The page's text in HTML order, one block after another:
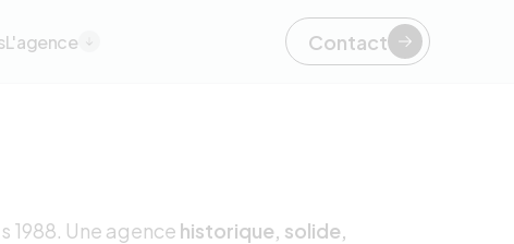
L'agence Contact
1988. Une agence historique, solide,